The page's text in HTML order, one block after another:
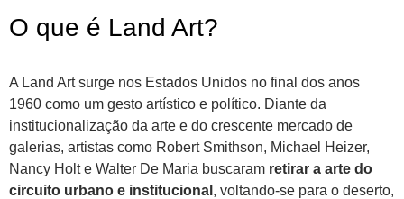
O que é Land Art?
A Land Art surge nos Estados Unidos no final dos anos
1960 como um gesto artístico e político. Diante da
institucionalização da arte e do crescente mercado de
galerias, artistas como Robert Smithson, Michael Heizer,
Nancy Holt e Walter De Maria buscaram retirar a arte do
circuito urbano e institucional , voltando-se para o deserto,